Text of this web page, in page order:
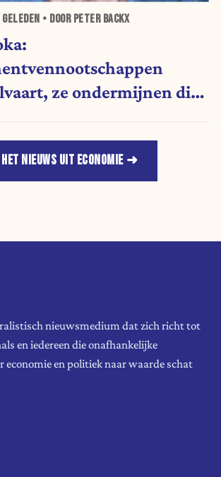
GELEDEN • DOOR PETER BACKX
ze ondermijnen die
NIEUWS UIT ECONOMIE
nieuwsmedium dat zich richt tot
en iedereen die onafhankelijke
economie en politiek naar waarde schat